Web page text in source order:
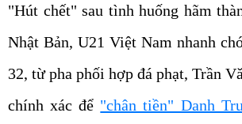
"Hút chết" sau tình huống hãm
Nhật Bản, U21 Việt Nam nhanh
32, từ pha phối hợp đá phạt, Trần
chính xác để "chân tiền" Danh